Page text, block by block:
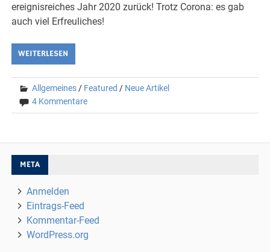
ereignisreiches Jahr 2020 zurück! Trotz Corona: es gab
auch viel Erfreuliches!
WEITERLESEN
Allgemeines / Featured / Neue Artikel
4 Kommentare
META
Anmelden
Eintrags-Feed
Kommentar-Feed
WordPress.org